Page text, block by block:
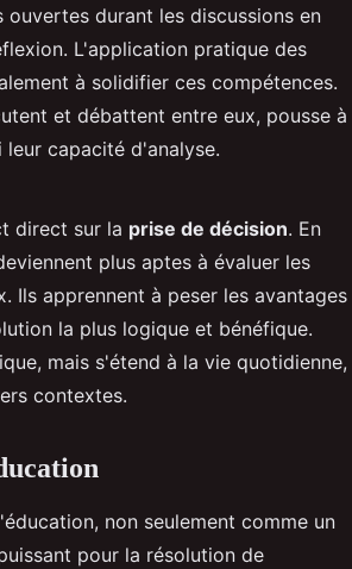
durant les discussions en
L'application pratique des
à solidifier ces compétences.
et débattent entre eux, pousse à
capacité d'analyse.
direct sur la prise de décision. En
plus aptes à évaluer les
Ils apprennent à peser les avantages
la plus logique et bénéfique.
mais s'étend à la vie quotidienne,
contextes.
non seulement comme un
pour la résolution de